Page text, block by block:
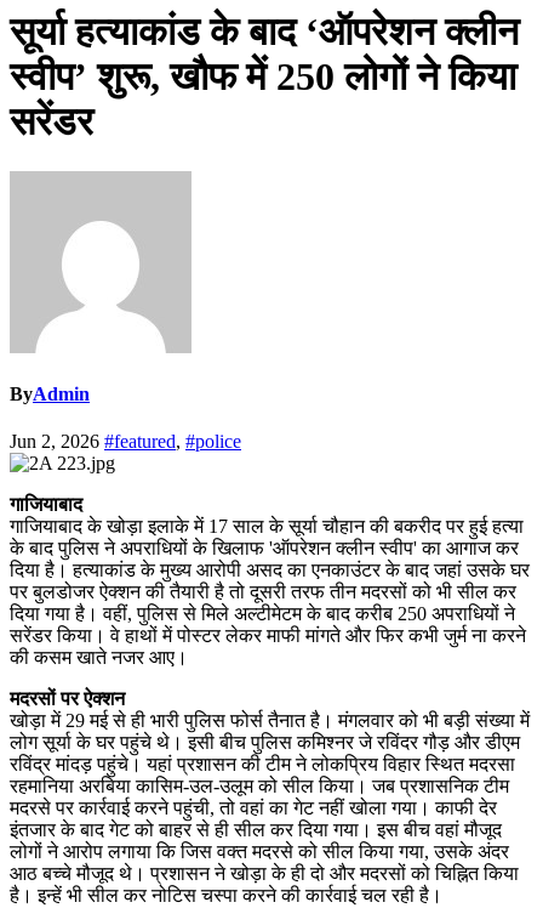
सूर्या हत्याकांड के बाद ‘ऑपरेशन क्लीन
स्वीप’ शुरू, खौफ में 250 लोगों ने किया
सरेंडर
ByAdmin
Jun 2, 2026 #featured, #police
गाजियाबाद
गाजियाबाद के खोड़ा इलाके में 17 साल के सूर्या चौहान की बकरीद पर हुई हत्या
के बाद पुलिस ने अपराधियों के खिलाफ 'ऑपरेशन क्लीन स्वीप' का आगाज कर
दिया है। हत्याकांड के मुख्य आरोपी असद का एनकाउंटर के बाद जहां उसके घर
पर बुलडोजर ऐक्शन की तैयारी है तो दूसरी तरफ तीन मदरसों को भी सील कर
दिया गया है। वहीं, पुलिस से मिले अल्टीमेटम के बाद करीब 250 अपराधियों ने
सरेंडर किया। वे हाथों में पोस्टर लेकर माफी मांगते और फिर कभी जुर्म ना करने
की कसम खाते नजर आए।
मदरसों पर ऐक्शन
खोड़ा में 29 मई से ही भारी पुलिस फोर्स तैनात है। मंगलवार को भी बड़ी संख्या में
लोग सूर्या के घर पहुंचे थे। इसी बीच पुलिस कमिश्नर जे रविंदर गौड़ और डीएम
रविंद्र मांदड़ पहुंचे। यहां प्रशासन की टीम ने लोकप्रिय विहार स्थित मदरसा
रहमानिया अरबिया कासिम-उल-उलूम को सील किया। जब प्रशासनिक टीम
मदरसे पर कार्रवाई करने पहुंची, तो वहां का गेट नहीं खोला गया। काफी देर
इंतजार के बाद गेट को बाहर से ही सील कर दिया गया। इस बीच वहां मौजूद
लोगों ने आरोप लगाया कि जिस वक्त मदरसे को सील किया गया, उसके अंदर
आठ बच्चे मौजूद थे। प्रशासन ने खोड़ा के ही दो और मदरसों को चिह्नित किया
है। इन्हें भी सील कर नोटिस चस्पा करने की कार्रवाई चल रही है।